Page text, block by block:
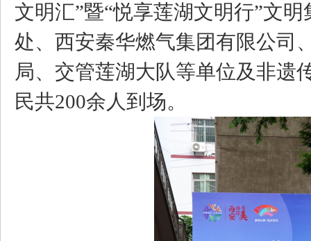
文明汇”暨“悦享莲湖文明行”文
处、西安秦华燃气集团有限公司
局、交管莲湖大队等单位及非遗
民共200余人到场。